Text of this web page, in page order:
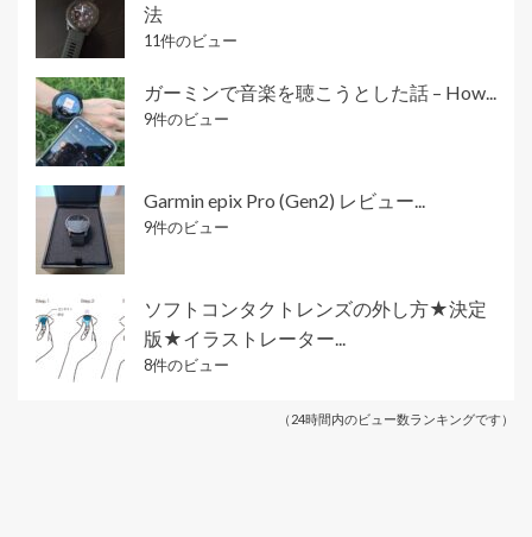
法
11件のビュー
ガーミンで音楽を聴こうとした話 – How...
9件のビュー
Garmin epix Pro (Gen2) レビュー...
9件のビュー
ソフトコンタクトレンズの外し方★決定
版★イラストレーター...
8件のビュー
（24時間内のビュー数ランキングです）